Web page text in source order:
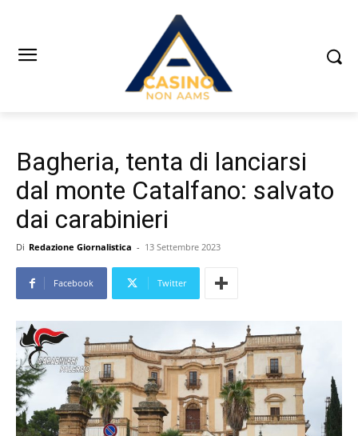
Bagheria, tenta di lanciarsi
dal monte Catalfano: salvato
dai carabinieri
Di Redazione Giornalistica - 13 Settembre 2023
Facebook Twitter